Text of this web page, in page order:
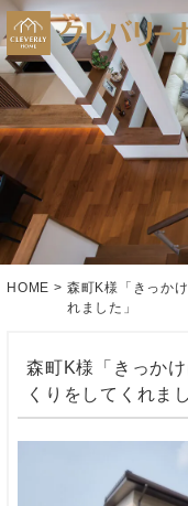
HOME > 森町K様「きっか
れました」
森町K様「きっか
くりをしてくれま